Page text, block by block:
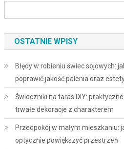
OSTATNIE WPISY
Błędy w robieniu świec sojowych:
poprawić jakość palenia oraz
Świeczniki na taras DIY:
trwałe dekoracje z charakterem
Przedpokój w małym mieszkaniu:
optycznie powiększyć przestrzeń